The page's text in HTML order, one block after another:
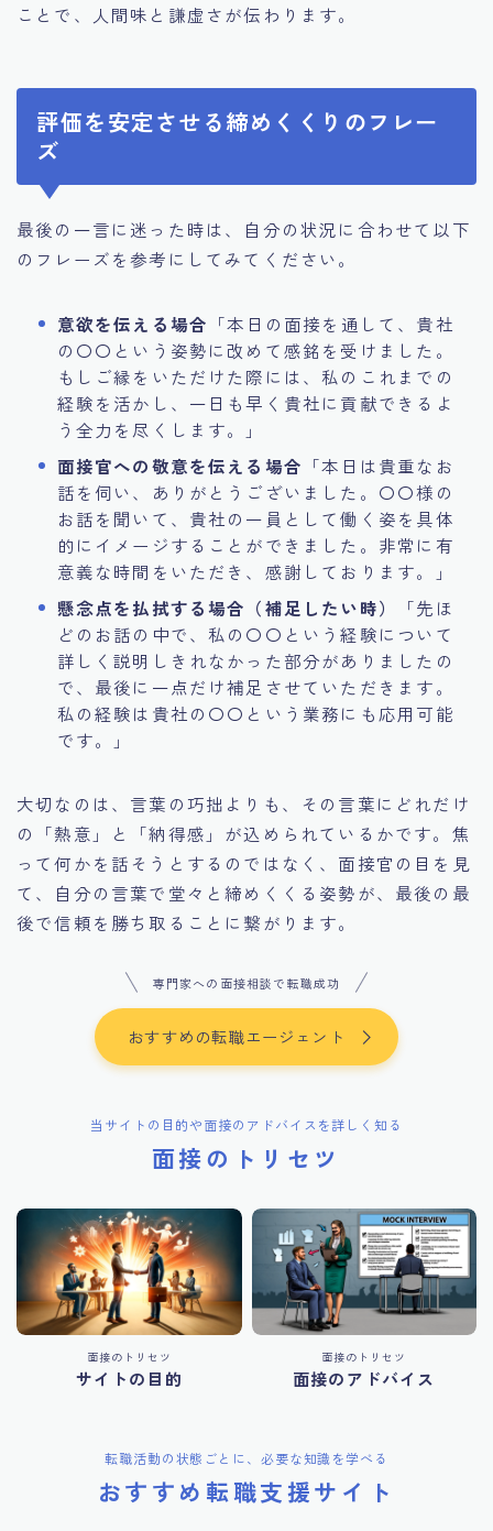
ことで、人間味と謙虚さが伝わります。
評価を安定させる締めくくりのフレー
ズ
最後の一言に迷った時は、自分の状況に合わせて以下
のフレーズを参考にしてみてください。
意欲を伝える場合 「本日の面接を通して、貴社
の〇〇という姿勢に改めて感銘を受けました。
もしご縁をいただけた際には、私のこれまでの
経験を活かし、一日も早く貴社に貢献できるよ
う全力を尽くします。」
面接官への敬意を伝える場合 「本日は貴重なお
話を伺い、ありがとうございました。〇〇様の
お話を聞いて、貴社の一員として働く姿を具体
的にイメージすることができました。非常に有
意義な時間をいただき、感謝しております。」
懸念点を払拭する場合（補足したい時）
「先ほ
どのお話の中で、私の〇〇という経験について
詳しく説明しきれなかった部分がありましたの
で、最後に一点だけ補足させていただきます。
私の経験は貴社の〇〇という業務にも応用可能
です。」
大切なのは、言葉の巧拙よりも、その言葉にどれだけ
の「熱意」と「納得感」が込められているかです。焦
って何かを話そうとするのではなく、面接官の目を見
て、自分の言葉で堂々と締めくくる姿勢が、最後の最
後で信頼を勝ち取ることに繋がります。
専門家への面接相談で転職成功
おすすめの転職エージェント
当サイトの目的や面接のアドバイスを詳しく知る
面接のトリセツ
面接のトリセツ
サイトの目的
面接のトリセツ
面接のアドバイス
転職活動の状態ごとに、必要な知識を学べる
おすすめ転職支援サイト